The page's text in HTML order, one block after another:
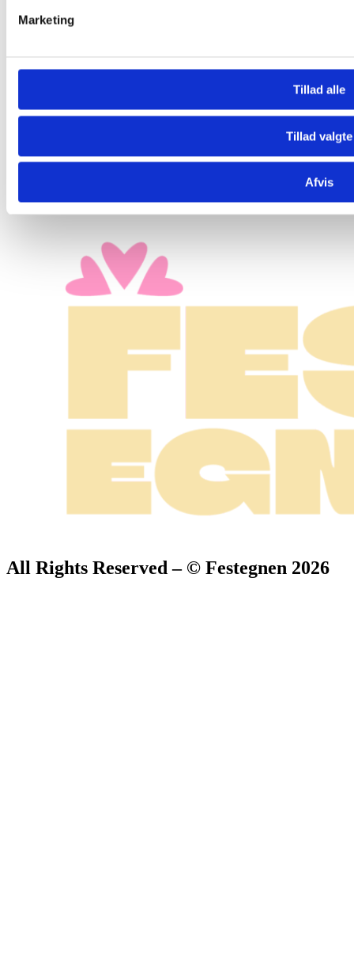
Marketing
Tillad alle
Tillad valgte
Afvis
All Rights Reserved – © Festegnen 2026